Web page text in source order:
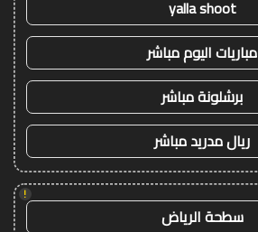
yalla shoot
مباريات اليوم مباشر
برشلونة مباشر
ريال مدريد مباشر
!
سطحة الرياض